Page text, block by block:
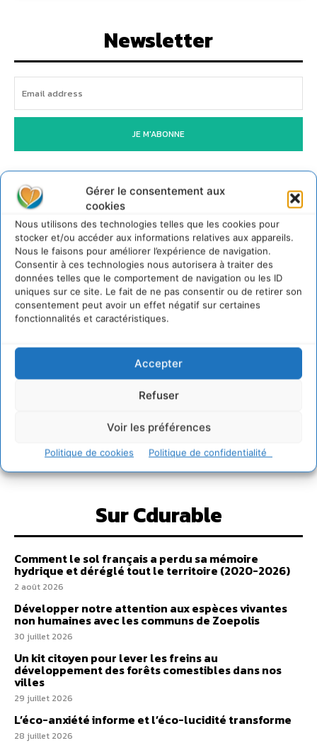
Gérer le consentement aux
cookies
Nous utilisons des technologies telles que les cookies pour
stocker et/ou accéder aux informations relatives aux appareils.
Nous le faisons pour améliorer l’expérience de navigation.
Consentir à ces technologies nous autorisera à traiter des
données telles que le comportement de navigation ou les ID
uniques sur ce site. Le fait de ne pas consentir ou de retirer son
consentement peut avoir un effet négatif sur certaines
fonctionnalités et caractéristiques.
Accepter
Refuser
Voir les préférences
Politique de cookies Politique de confidentialité
Newsletter
JE M'ABONNE
Sur Cdurable
Comment le sol français a perdu sa mémoire
hydrique et déréglé tout le territoire (2020-2026)
2 août 2026
Développer notre attention aux espèces vivantes
non humaines avec les communs de Zoepolis
30 juillet 2026
Un kit citoyen pour lever les freins au
développement des forêts comestibles dans nos
villes
29 juillet 2026
L’éco-anxiété informe et l’éco-lucidité transforme
28 juillet 2026